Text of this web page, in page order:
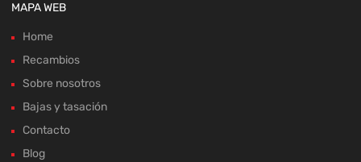
MAPA WEB
Home
Recambios
Sobre nosotros
Bajas y tasación
Contacto
Blog